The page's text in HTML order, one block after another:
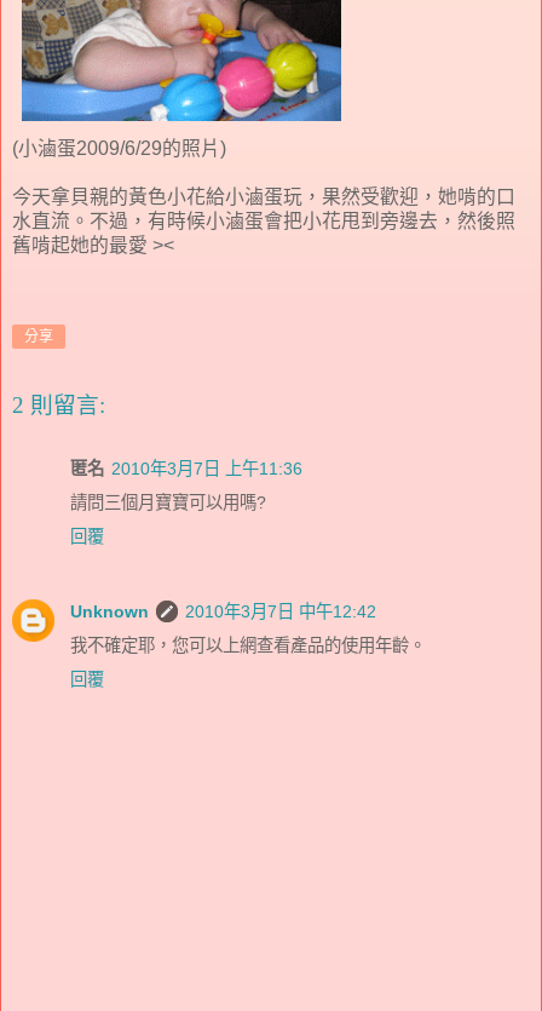
(小滷蛋2009/6/29的照片)
今天拿貝親的黃色小花給小滷蛋玩，果然受歡迎，她啃的口
水直流。不過，有時候小滷蛋會把小花甩到旁邊去，然後照
舊啃起她的最愛 ><
分享
2 則留言:
匿名 2010年3月7日 上午11:36
請問三個月寶寶可以用嗎?
回覆
Unknown
2010年3月7日 中午12:42
我不確定耶，您可以上網查看產品的使用年齡。
回覆